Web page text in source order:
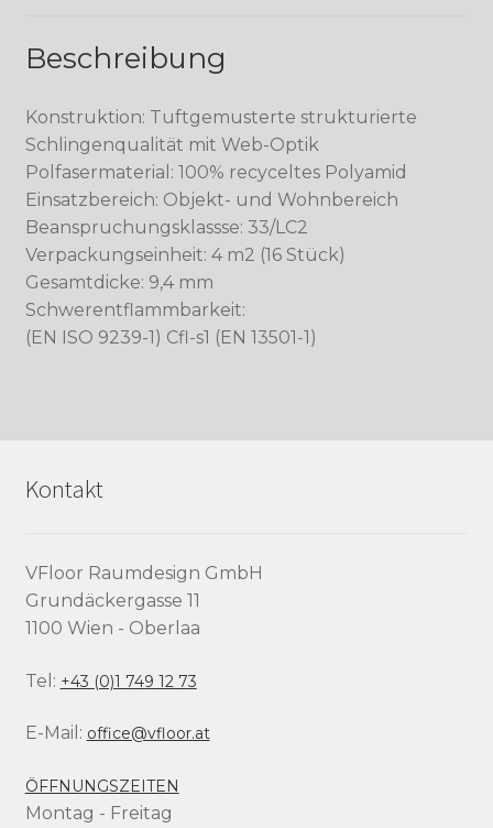
Beschreibung
Konstruktion: Tuftgemusterte strukturierte
Schlingenqualität mit Web-Optik
Polfasermaterial: 100% recyceltes Polyamid
Einsatzbereich: Objekt- und Wohnbereich
Beanspruchungsklassse: 33/LC2
Verpackungseinheit: 4 m2 (16 Stück)
Gesamtdicke: 9,4 mm
Schwerentflammbarkeit:
(EN ISO 9239-1) Cfl-s1 (EN 13501-1)
Kontakt
VFloor Raumdesign GmbH
Grundäckergasse 11
1100 Wien - Oberlaa
Tel: +43 (0)1 749 12 73
E-Mail: office@vfloor.at
ÖFFNUNGSZEITEN
Montag - Freitag